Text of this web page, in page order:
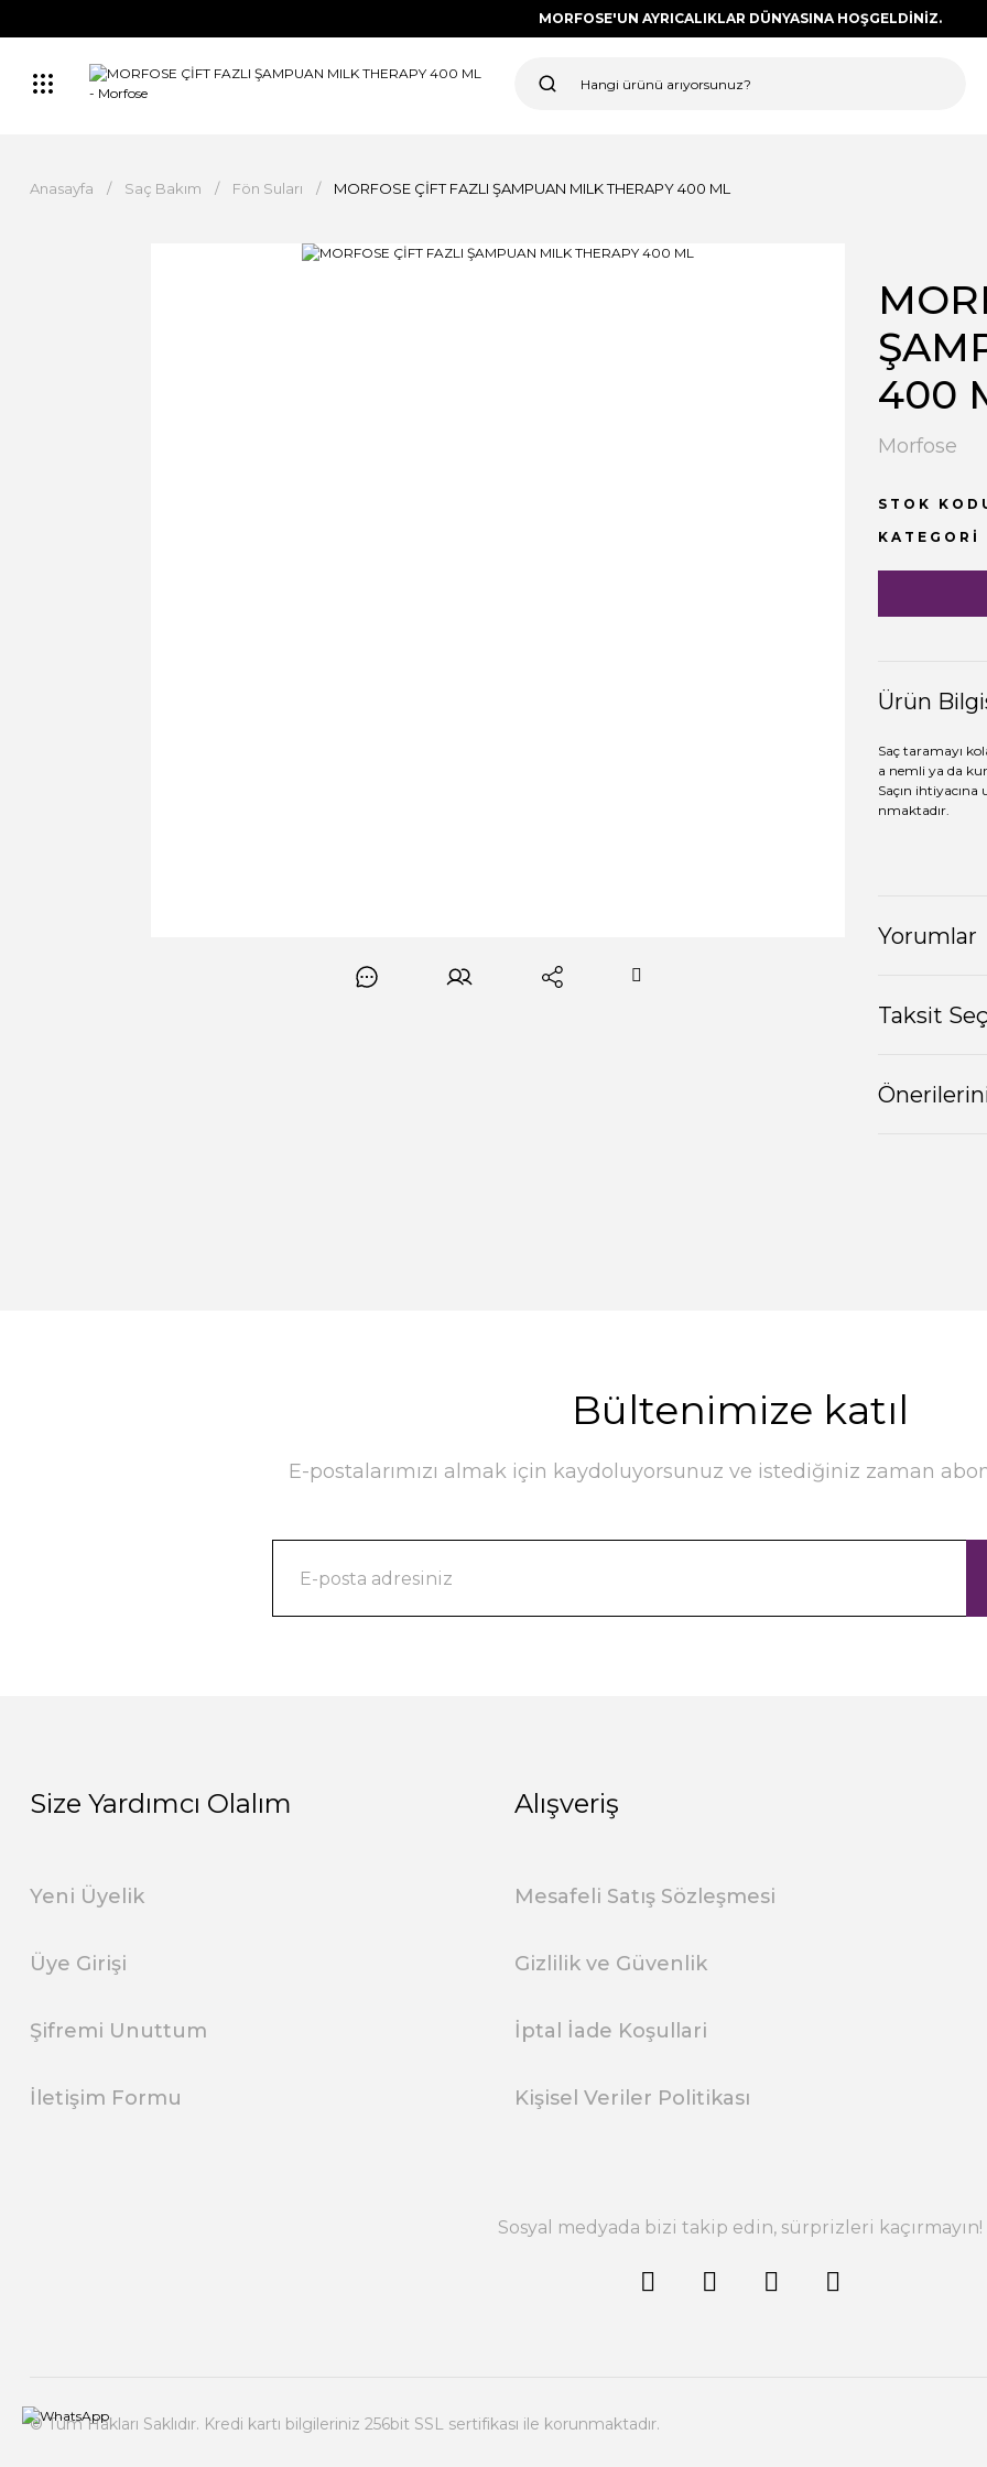
MORFOSE'UN AYRICALIKLAR DÜNYASINA HOŞGELDİNİZ.
Anasayfa Saç Bakım Fön Suları MORFOSE ÇİFT FAZLI ŞAMPUAN MILK THERAPY 400 ML
400
Morfose
STOK
KATEGORI
Ürün
Saç taramayı
a nemli ya da
Saçın
nmaktadır.
Yorumlar
Taksit
Bültenimize katıl
E-postalarımızı almak için kaydoluyorsunuz ve istediğiniz zaman
Size Yardımcı Olalım
Yeni Üyelik
Üye Girişi
Şifremi Unuttum
İletişim Formu
Alışveriş
Mesafeli Satış Sözleşmesi
Gizlilik ve Güvenlik
İptal İade Koşullari
Kişisel Veriler Politikası
Sosyal medyada bizi takip edin, sürprizleri kaçırmayın!
© Tüm Hakları Saklıdır. Kredi kartı bilgileriniz 256bit SSL sertifikası ile korunmaktadır.